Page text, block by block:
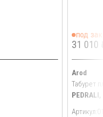
под
31 010
Arod
Табурет
Артикул: